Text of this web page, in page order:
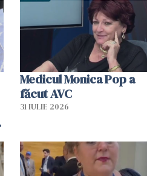
Medicul Monica Pop a
făcut AVC
31 IULIE 2026